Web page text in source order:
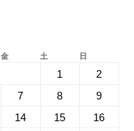
金 土 日
1
2
7 8
9
14 15
16